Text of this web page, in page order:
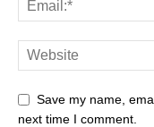
Save my name,
next time I comment.